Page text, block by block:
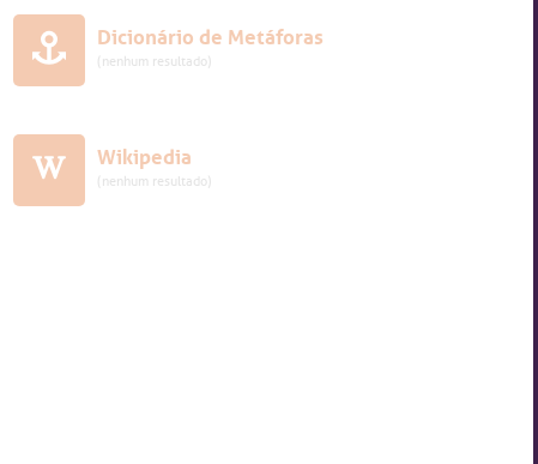
Dicionário de Metáforas
(nenhum resultado)
Wikipedia
(nenhum resultado)